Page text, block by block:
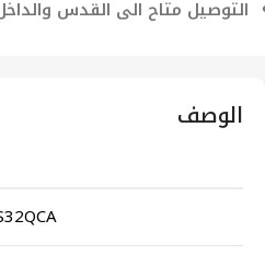
التوصيل متاح الى القدس
الوصف